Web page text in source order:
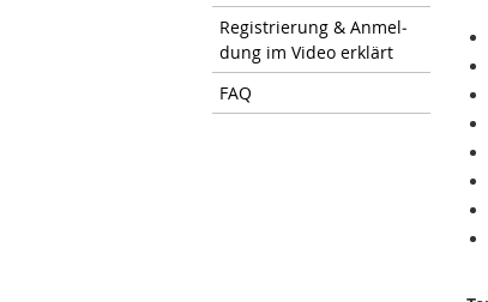
Re­gis­trie­rung & An­mel­
dung im Video er­klärt
FAQ